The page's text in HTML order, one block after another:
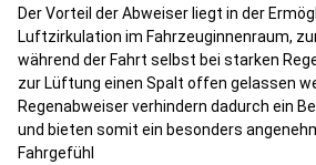
Der Vorteil der Abweiser liegt in der
Luftzirkulation im Fahrzeuginnenraum,
während der Fahrt selbst bei starken
zur Lüftung einen Spalt offen gelassen
Regenabweiser verhindern dadurch ein
und bieten somit ein besonders
Fahrgefühl